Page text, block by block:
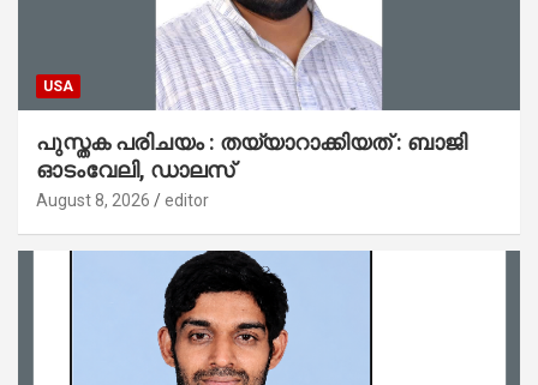
USA
പുസ്തക പരിചയം : തയ്യാറാക്കിയത് : ബാജി
ഓടംവേലി, ഡാലസ്
August 8, 2026 editor